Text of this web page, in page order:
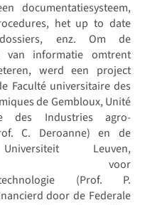
documentatiesysteem,
het up to date
enz. Om de
van informatie omtrent
werd een project
Faculté universitaire des
de Gembloux, Unité
des Industries agro-
C. Deroanne) en de
Leuven,
voor
(Prof. P.
door de Federale